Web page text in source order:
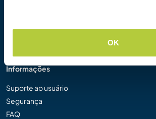
OK
Informações
Suporte ao usuário
Segurança
FAQ